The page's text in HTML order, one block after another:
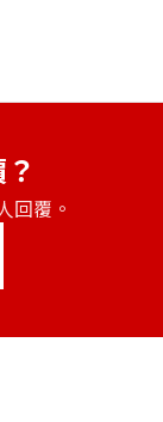
回覆。